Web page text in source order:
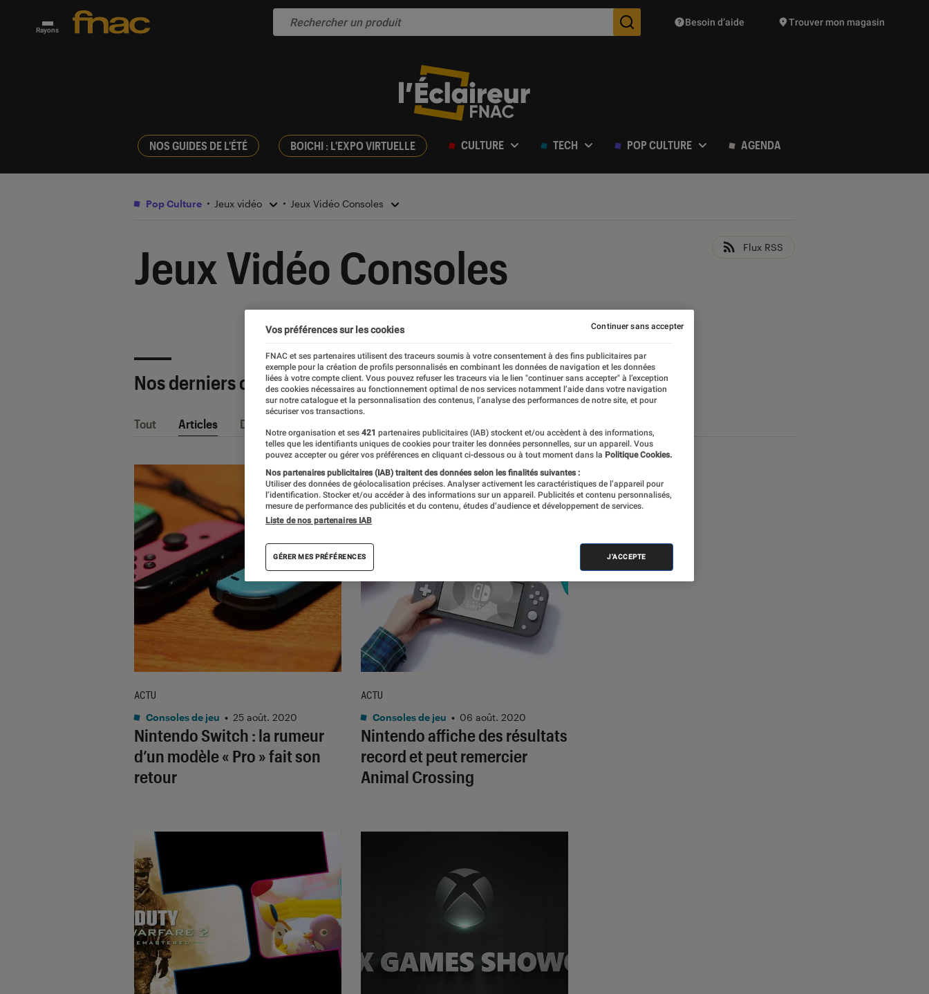
Rayons Des suggestions de produits vont vous être proposées
Besoin d’aide Trouver mon magasin
NOS GUIDES DE L'ÉTÉ BOICHI : L'EXPO VIRTUELLE CULTURE TECH POP CULTURE AGENDA
Pop Culture Jeux vidéo Jeux Vidéo Consoles
Jeux Vidéo Consoles Flux RSS
Nos derniers contenus
Tout Articles Dossiers
Nintendo Switch : la rumeur
d’un modèle « Pro » fait son
retour
ACTU
Consoles de jeu • 25 août. 2020
Nintendo affiche des résultats
record et peut remercier
Animal Crossing
ACTU
Consoles de jeu • 06 août. 2020
Vos préférences sur les cookies
FNAC et ses partenaires utilisent des traceurs soumis à votre consentement à des fins publicitaires par
exemple pour la création de profils personnalisés en combinant les données de navigation et les données
liées à votre compte client. Vous pouvez refuser les traceurs via le lien "continuer sans accepter" à l’exception
des cookies nécessaires au fonctionnement optimal de nos services notamment l’aide dans votre navigation
sur notre catalogue et la personnalisation des contenus, l’analyse des performances de notre site, et pour
sécuriser vos transactions.
Notre organisation et ses 421 partenaires publicitaires (IAB) stockent et/ou accèdent à des informations,
telles que les identifiants uniques de cookies pour traiter les données personnelles, sur un appareil. Vous
pouvez accepter ou gérer vos préférences en cliquant ci-dessous ou à tout moment dans la Politique Cookies.
Nos partenaires publicitaires (IAB) traitent des données selon les finalités suivantes :
Utiliser des données de géolocalisation précises. Analyser activement les caractéristiques de l’appareil pour
l’identification. Stocker et/ou accéder à des informations sur un appareil. Publicités et contenu personnalisés,
mesure de performance des publicités et du contenu, études d’audience et développement de services.
Liste de nos partenaires IAB
GÉRER MES PRÉFÉRENCES J'ACCEPTE
Continuer sans accepter